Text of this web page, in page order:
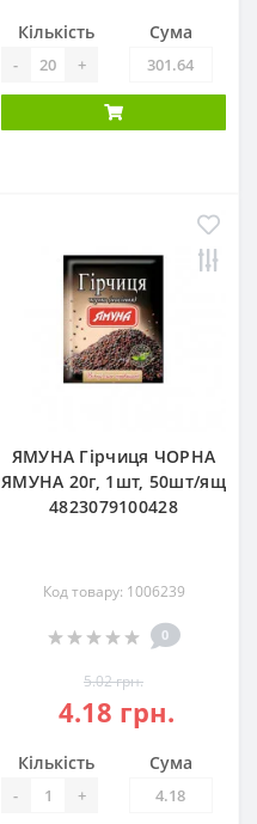
Кількість
- +
Сума
ЯМУНА Гірчиця ЧОРНА
ЯМУНА 20г, 1шт, 50шт/ящ
4823079100428
Код товару: 1006239
0
5.02 грн.
4.18 грн.
Кількість
- +
Сума